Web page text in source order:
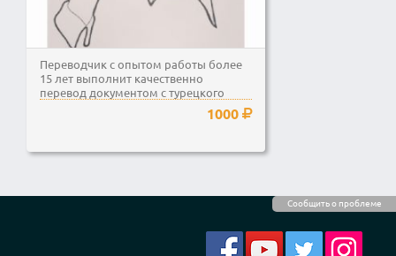
Сообщить о проблеме
Переводчик с опытом работы более
15 лет выполнит качественно
перевод документом с турецкого
1000